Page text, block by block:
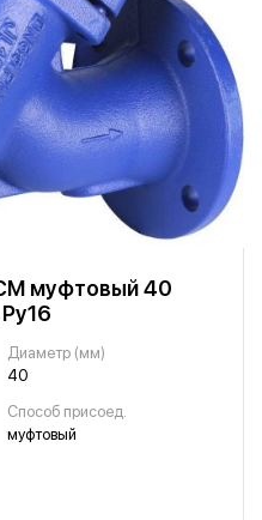
муфтовый 40
Диаметр (мм)
40
Способ присоед.
муфтовый